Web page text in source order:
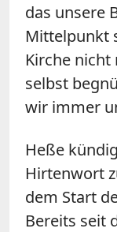
das unsere
Mittelpunkt
Kirche
selbst
wir immer
Heße
Hirtenwort
dem Start
Bereits seit